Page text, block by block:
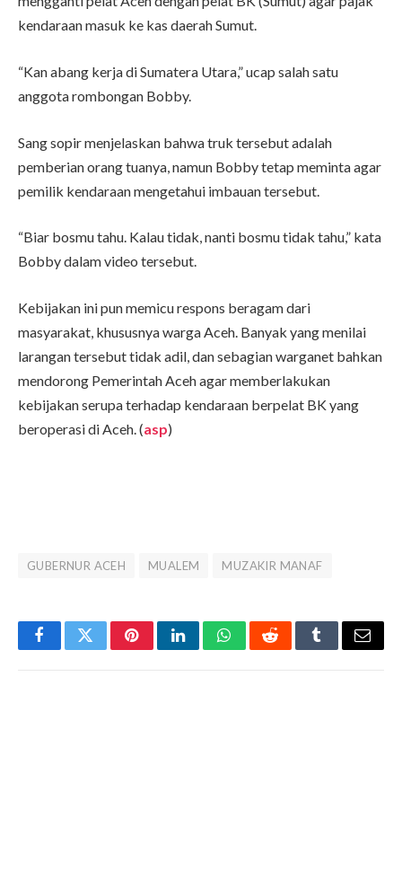
kendaraan masuk ke kas daerah Sumut.
“Kan abang kerja di Sumatera Utara,” ucap salah satu
anggota rombongan Bobby.
Sang sopir menjelaskan bahwa truk tersebut adalah
pemberian orang tuanya, namun Bobby tetap meminta agar
pemilik kendaraan mengetahui imbauan tersebut.
“Biar bosmu tahu. Kalau tidak, nanti bosmu tidak tahu,” kata
Bobby dalam video tersebut.
Kebijakan ini pun memicu respons beragam dari
masyarakat, khususnya warga Aceh. Banyak yang menilai
larangan tersebut tidak adil, dan sebagian warganet bahkan
mendorong Pemerintah Aceh agar memberlakukan
kebijakan serupa terhadap kendaraan berpelat BK yang
beroperasi di Aceh. (asp)
GUBERNUR ACEH MUALEM MUZAKIR MANAF
FacebookTwitterPinterestLinkedInWhatsAppRedditTumblrEmail